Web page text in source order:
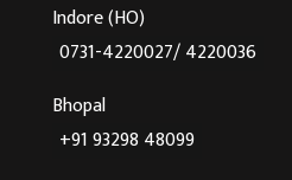
Indore (HO)
0731-4220027/ 4220036
Bhopal
+91 93298 48099